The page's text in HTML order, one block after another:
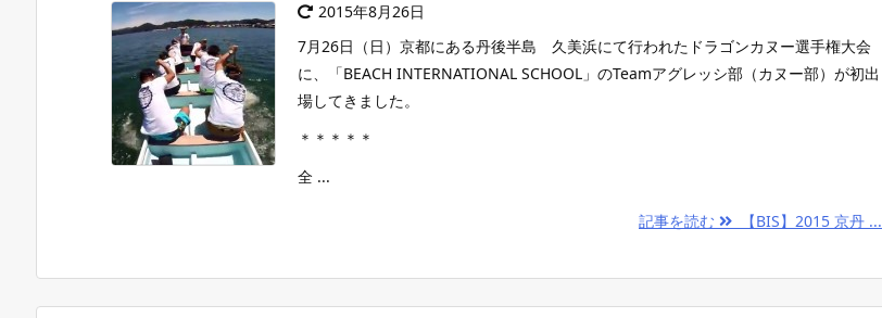
2015年8月26日
7月26日（日）京都にある丹後半島 久美浜にて行われたドラゴンカヌー選手権大会
に、「BEACH INTERNATIONAL SCHOOL」のTeamアグレッシ部（カヌー部）が初出
場してきました。
＊＊＊＊＊
全 ...
記事を読む 【BIS】2015 京丹 ...